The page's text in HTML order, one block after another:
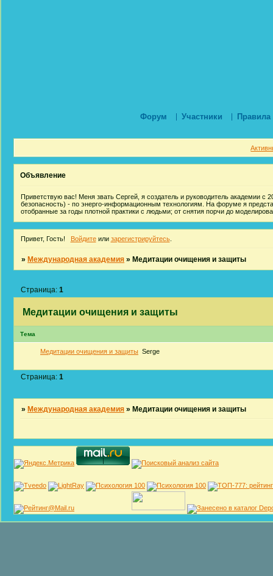
Форум Участники Правила
Объявление
Приветствую вас! Меня звать Сергей, я создатель и руководитель академии с
безопасность) - по энерго-информационным технологиям. На форуме я
отобранные за годы плотной практики с людьми; от снятия порчи до
Привет, Гость! Войдитеили зарегистрируйтесь.
»Международная академия »Медитации очищения и защиты
Медитации очищения и защиты
Страница:1
Тема
Медитации очищения и защиты Serge
Страница:1
» Международная академия » Медитации очищения и защиты